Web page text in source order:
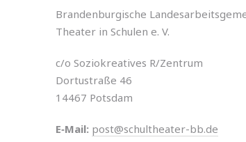
Brandenburgische
Theater in Schulen e. V.
c/o Soziokreatives R/Zentrum
Dortustraße 46
14467 Potsdam
E‑Mail: post@schultheater-bb.de